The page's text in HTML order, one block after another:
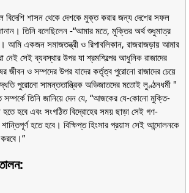
বিদেশি শাসন থেকে দেশকে মুক্ত করার জন্য দেশের সফল
তিনি বলেছিলেন -“আমার মতে, মুক্তির অর্থ শুধুমাত্র
আমি একজন সমাজতন্ত্রী ও রিপাবলিকান, রাজরাজড়ায় আমার
সেই ব্যবস্থার উপর যা শ্রমশিল্পের আধুনিক রাজাদের
জীবন ও সম্পদের উপর যাদের কর্তৃত্ব পুরোনো রাজাদের চেয়ে
পুরোনো সামন্ততান্ত্রিক অভিজাতদের মতোই লুণ্ঠনধর্মী "
সম্পর্কে তিনি জানিয়ে দেন যে, “আজকের যে-কোনো মুক্তি-
হবে এবং সংগঠিত বিদ্রোহের সময় ছাড়া সেই গণ-
হতে হবে। বিক্ষিপ্ত হিংসার প্রয়াস সেই আন্দোলনকে